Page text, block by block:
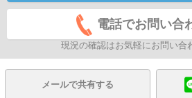
電話でお問い合
現況の確認はお気軽にお問い合
メールで共有する